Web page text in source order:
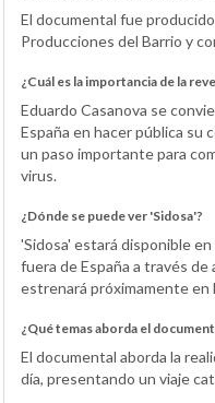
El documental fue
Producciones del Barrio y
¿Cuál es la importancia de la
Eduardo Casanova se
España en hacer pública su
un paso importante para
virus.
¿Dónde se puede ver 'Sidosa'?
'Sidosa' estará disponible
fuera de España a través
estrenará próximamente en
¿Qué temas aborda el
El documental aborda la
día, presentando un viaje